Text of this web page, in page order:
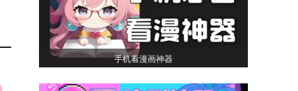
手机看漫画神器